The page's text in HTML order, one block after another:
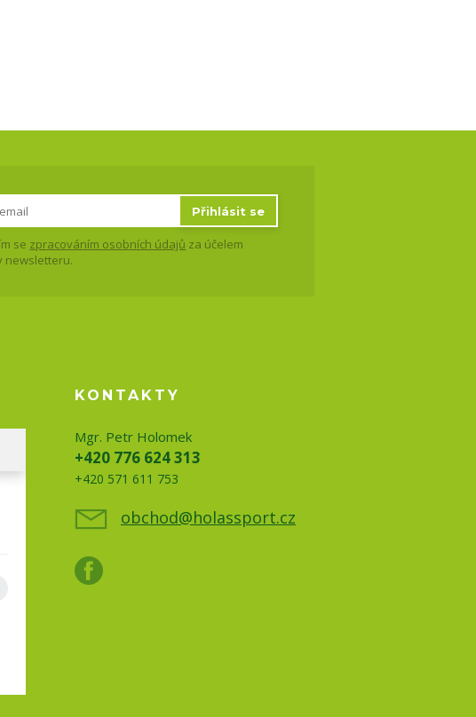
Přihlásit se
se zpracováním osobních údajů za účelem
newsletteru.
KONTAKTY
Mgr. Petr Holomek
+420 776 624 313
+420 571 611 753
obchod@holassport.cz